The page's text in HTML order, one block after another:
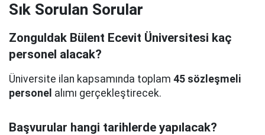
Sık Sorulan Sorular
Zonguldak Bülent Ecevit Üniversitesi kaç
personel alacak?
Üniversite ilan kapsamında toplam 45 sözleşmeli
personel alımı gerçekleştirecek.
Başvurular hangi tarihlerde yapılacak?